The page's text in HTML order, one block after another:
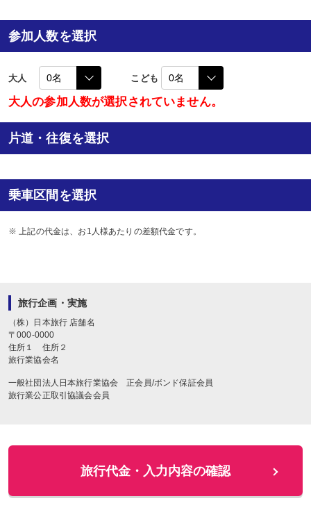
参加人数を選択
大人 こども
大人の参加人数が選択されていません。
片道・往復を選択
乗車区間を選択
※ 上記の代金は、お1人様あたりの差額代金です。
旅行企画・実施
（株）日本旅行 店舗名
〒000-0000
住所１
住所２
旅行業協会名
一般社団法人日本旅行業協会 正会員/ボンド保証会員
旅行業公正取引協議会会員